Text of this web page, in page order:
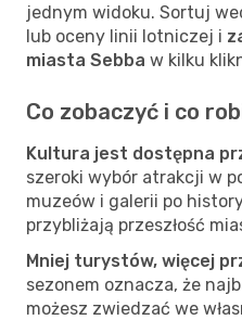
jednym widoku. Sortuj
lub oceny linii lotniczej i
miasta Sebba w kilku
Co zobaczyć i co
Kultura jest dostępna
szeroki wybór atrakcji w
muzeów i galerii po
przybliżają przeszłość
Mniej turystów, więcej
sezonem oznacza, że
możesz zwiedzać we